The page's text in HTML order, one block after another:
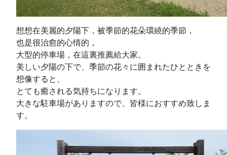
想想在美麗的夕陽下，被季節的花朵環繞的季節，
也是很治愈的心情的，
大型的停車場，在這裏推薦給大家。
美しい夕陽の下で、季節の花々に囲まれたひとときを
想像すると、
とても癒される気持ちになります。
大きな駐車場がありますので、皆様におすすめ致しま
す。